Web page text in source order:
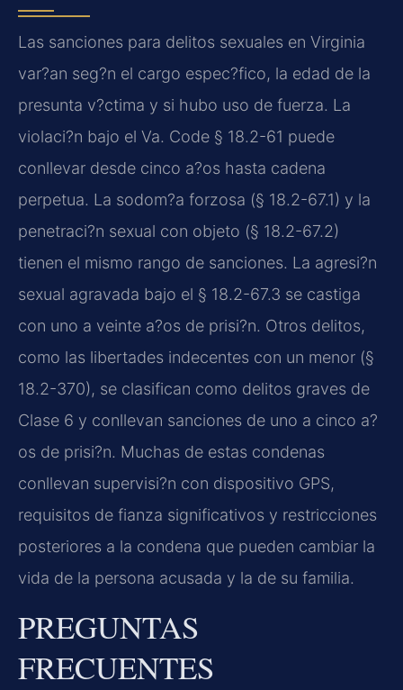
Las sanciones para delitos sexuales en Virginia
var?an seg?n el cargo espec?fico, la edad de la
presunta v?ctima y si hubo uso de fuerza. La
violaci?n bajo el Va. Code § 18.2-61 puede
conllevar desde cinco a?os hasta cadena
perpetua. La sodom?a forzosa (§ 18.2-67.1) y la
penetraci?n sexual con objeto (§ 18.2-67.2)
tienen el mismo rango de sanciones. La agresi?n
sexual agravada bajo el § 18.2-67.3 se castiga
con uno a veinte a?os de prisi?n. Otros delitos,
como las libertades indecentes con un menor (§
18.2-370), se clasifican como delitos graves de
Clase 6 y conllevan sanciones de uno a cinco a?
os de prisi?n. Muchas de estas condenas
conllevan supervisi?n con dispositivo GPS,
requisitos de fianza significativos y restricciones
posteriores a la condena que pueden cambiar la
vida de la persona acusada y la de su familia.
PREGUNTAS
FRECUENTES